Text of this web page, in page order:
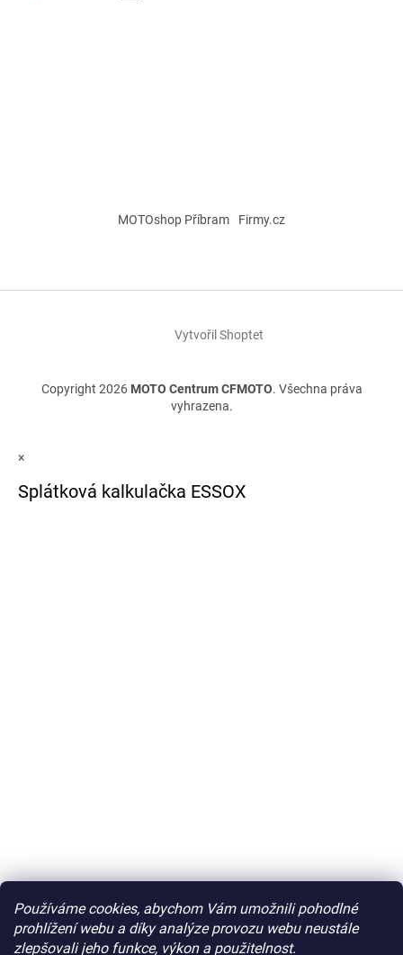
Používáme cookies, abychom Vám umožnili pohodlné
prohlížení webu a díky analýze provozu webu neustále
zlepšovali jeho funkce, výkon a použitelnost.
MOTOshop Příbram Firmy.cz
Vytvořil Shoptet
Copyright 2026 MOTO Centrum CFMOTO. Všechna práva
vyhrazena.
×
Splátková kalkulačka ESSOX